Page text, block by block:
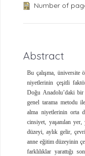
Number of
Abstract
Bu çalışma, üniversite
niyetlerinin çeşitli
Doğu Anadolu’daki
genel tarama metodu
alma niyetlerinin orta
cinsiyet, yaşanılan yer,
düzeyi, aylık gelir,
anne eğitim düzeyinin
farklılıklar yarattığı